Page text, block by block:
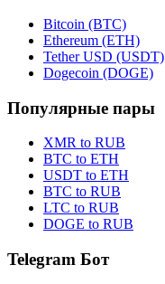
Bitcoin (BTC)
Ethereum (ETH)
Tether USD (USDT)
Dogecoin (DOGE)
Популярные пары
XMR to RUB
BTC to ETH
USDT to ETH
BTC to RUB
LTC to RUB
DOGE to RUB
Telegram Бот